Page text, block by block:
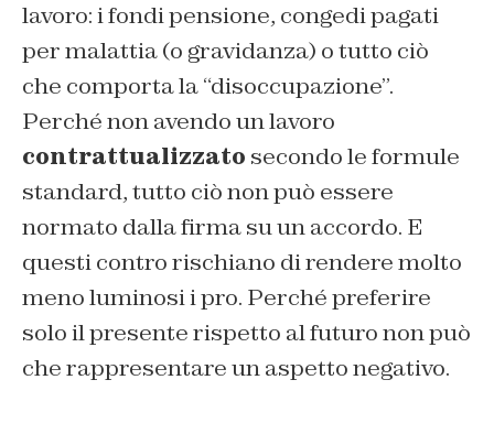
lavoro: i fondi pensione, congedi pagati
per malattia (o gravidanza) o tutto ciò
che comporta la “disoccupazione”.
Perché non avendo un lavoro
contrattualizzato secondo le formule
standard, tutto ciò non può essere
normato dalla firma su un accordo. E
questi contro rischiano di rendere molto
meno luminosi i pro. Perché preferire
solo il presente rispetto al futuro non può
che rappresentare un aspetto negativo.